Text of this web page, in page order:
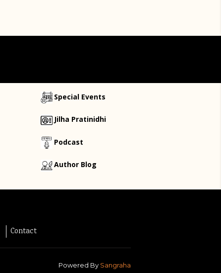
Special Events
Jilha Pratinidhi
Podcast
Author Blog
Contact
Powered By Sangraha